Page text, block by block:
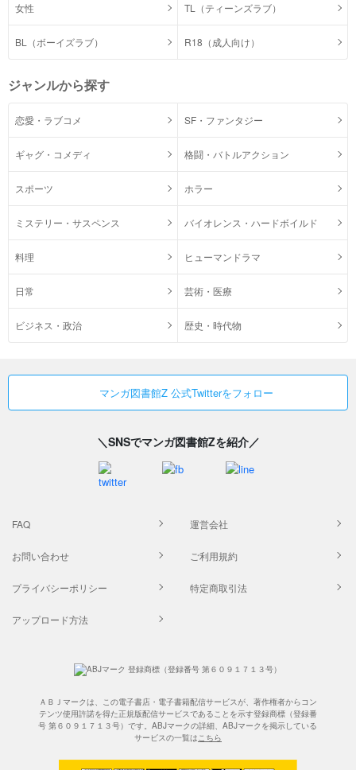
女性 TL（ティーンズラブ）
BL（ボーイズラブ） R18（成人向け）
ジャンルから探す
恋愛・ラブコメ SF・ファンタジー
ギャグ・コメディ 格闘・バトルアクション
スポーツ ホラー
ミステリー・サスペンス バイオレンス・ハードボイルド
料理 ヒューマンドラマ
日常 芸術・医療
ビジネス・政治 歴史・時代物
マンガ図書館Z 公式Twitterをフォロー
＼SNSでマンガ図書館Zを紹介／
FAQ 運営会社
お問い合わせ ご利用規約
プライバシーポリシー 特定商取引法
アップロード方法
ＡＢＪマークは、この電子書店・電子書籍配信サービスが、著作権者からコン
テンツ使用許諾を得た正規版配信サービスであることを示す登録商標（登録番
号 第６０９１７１３号）です。ABJマークの詳細、ABJマークを掲示している
サービスの一覧はこちら